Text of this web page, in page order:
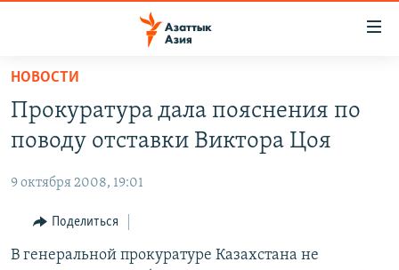
Вернуться
основному
содержанию
навигации
Вернутся
КАЗАХСТАН
УЗБЕКИСТАН
ТАДЖИКИСТАН
НОВОСТИ
ВОЙНА В УКРАИНЕ
НА ДРУГИХ ЯЗЫКАХ
ҚАЗАҚША
КЫРГЫЗЧА
НОВОСТИ
Прокуратура дала пояснения по
поводу отставки Виктора Цоя
9 октября 2008, 19:01
Поделиться
В генеральной прокуратуре Казахстана не